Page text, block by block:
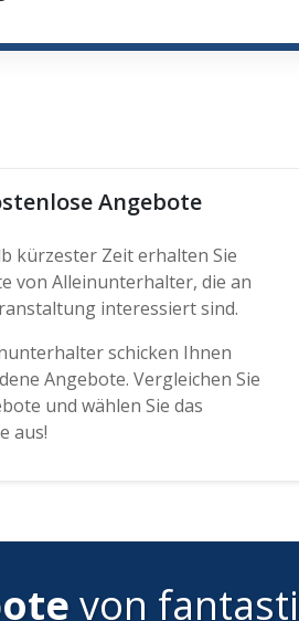
Angebote
kürzester Zeit erhalten Sie
von Alleinunterhalter, die an
interessiert sind.
schicken Ihnen
Angebote. Vergleichen Sie
und wählen Sie das
aus!
von